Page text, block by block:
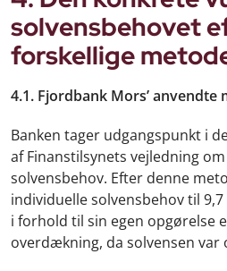
solvensbehovet
forskellige
4.1. Fjordbank Mors’ anvendte
Banken tager udgangspunkt i
af Finanstilsynets vejledning
solvensbehov. Efter denne
individuelle solvensbehov til
i forhold til sin egen opgørelse
overdækning, da solvensen var